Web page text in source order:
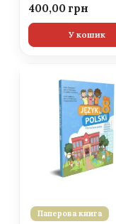
400,00
У кошик
Паперова книга